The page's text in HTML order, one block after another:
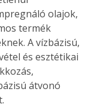
olajok,
termék
A vízbázisú,
és esztétikai
átvonó